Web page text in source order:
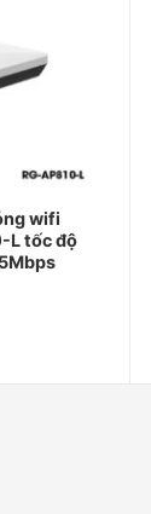
wifi
L tốc độ